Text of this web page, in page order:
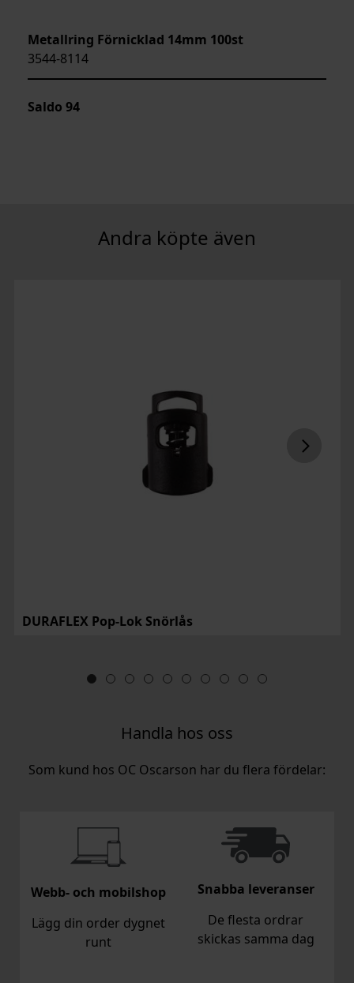
Metallring Förnicklad 14mm 100st
3544-8114
Saldo 94
DURAFLEX Pop-Lok Snörlås
Handla hos oss
Som kund hos OC Oscarson har du flera fördelar:
Webb- och mobilshop
Lägg din order dygnet
runt
Snabba leveranser
De flesta ordrar
skickas samma dag